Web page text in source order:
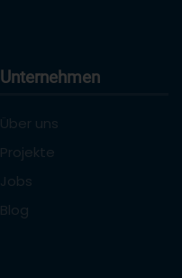
Unternehmen
Über uns
Projekte
Jobs
Blog